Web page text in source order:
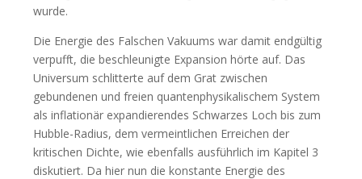
wurde.
Die Energie des Falschen Vakuums war damit endgültig
verpufft, die beschleunigte Expansion hörte auf. Das
Universum schlitterte auf dem Grat zwischen
gebundenen und freien quantenphysikalischem System
als inflationär expandierendes Schwarzes Loch bis zum
Hubble-Radius, dem vermeintlichen Erreichen der
kritischen Dichte, wie ebenfalls ausführlich im Kapitel 3
diskutiert. Da hier nun die konstante Energie des